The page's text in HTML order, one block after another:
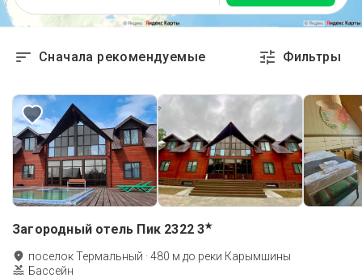
Сначала рекомендуемые Фильтры
Загородный отель Пик 2322 3★
поселок Термальный ·480 м до реки Карымшины
Бассейн